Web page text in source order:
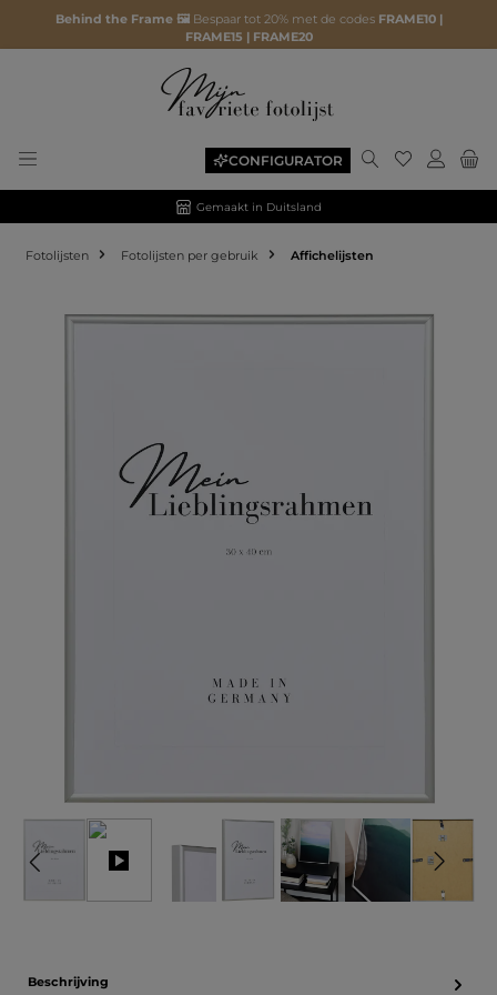
Behind the Frame 🖼️ Bespaar tot 20% met de codes FRAME10 |
FRAME15 | FRAME20
CONFIGURATOR
Gemaakt in Duitsland
Fotolijsten Fotolijsten per gebruik Affichelijsten
Afbeeldingengalerij overslaan
Beschrijving